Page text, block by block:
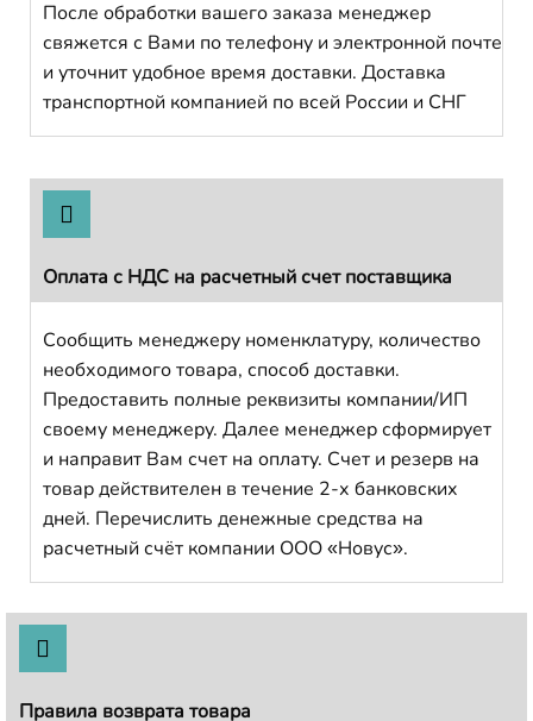
После обработки вашего заказа менеджер
свяжется с Вами по телефону и электронной почте
и уточнит удобное время доставки. Доставка
транспортной компанией по всей России и СНГ
Оплата с НДС на расчетный счет поставщика
Сообщить менеджеру номенклатуру, количество
необходимого товара, способ доставки.
Предоставить полные реквизиты компании/ИП
своему менеджеру. Далее менеджер сформирует
и направит Вам счет на оплату. Счет и резерв на
товар действителен в течение 2-х банковских
дней. Перечислить денежные средства на
расчетный счёт компании ООО «Новус».
Правила возврата товара